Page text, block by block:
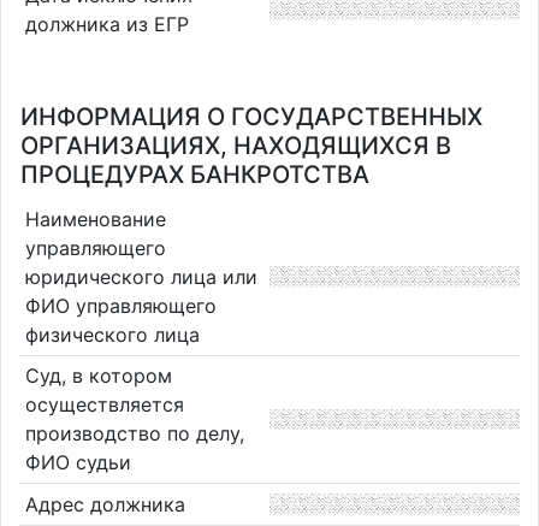
должника из ЕГР
ИНФОРМАЦИЯ О ГОСУДАРСТВЕННЫХ
ОРГАНИЗАЦИЯХ, НАХОДЯЩИХСЯ В
ПРОЦЕДУРАХ БАНКРОТСТВА
Наименование
управляющего
юридического лица или
ФИО управляющего
физического лица
Суд, в котором
осуществляется
производство по делу,
ФИО судьи
Адрес должника